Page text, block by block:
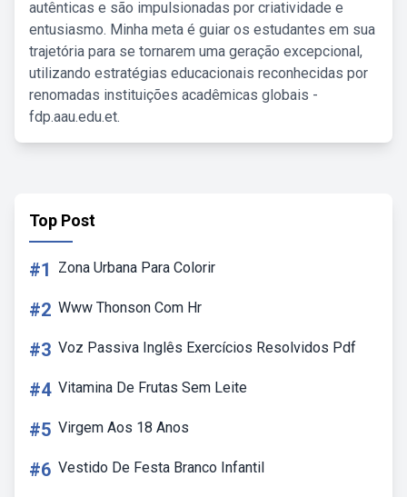
autênticas e são impulsionadas por criatividade e
entusiasmo. Minha meta é guiar os estudantes em sua
trajetória para se tornarem uma geração excepcional,
utilizando estratégias educacionais reconhecidas por
renomadas instituições acadêmicas globais -
fdp.aau.edu.et.
Top Post
#1 Zona Urbana Para Colorir
#2 Www Thonson Com Hr
#3 Voz Passiva Inglês Exercícios Resolvidos Pdf
#4 Vitamina De Frutas Sem Leite
#5 Virgem Aos 18 Anos
#6 Vestido De Festa Branco Infantil